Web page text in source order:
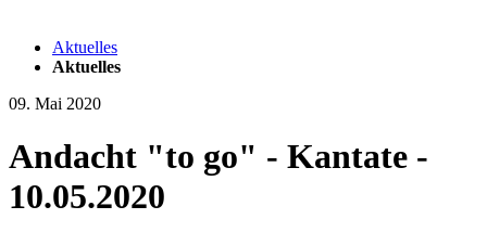
Aktuelles
Aktuelles
09. Mai 2020
Andacht "to go" - Kantate -
10.05.2020